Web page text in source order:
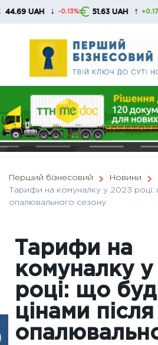
Skip
↓ -0.13% 51.63 UAH ↑ +0.17%
Перший бізнесовий Новини
Тарифи на комуналку у 2023 році:
опалювального сезону
Тарифи на
комуналку
році: що
цінами після